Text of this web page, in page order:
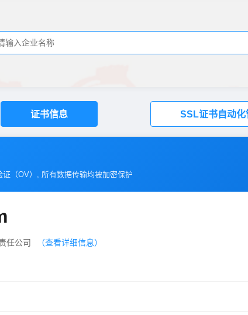
证书信息 SSL证书自动化
证（OV）, 所有数据传输均被加密保护
任公司
（查看详细信息）